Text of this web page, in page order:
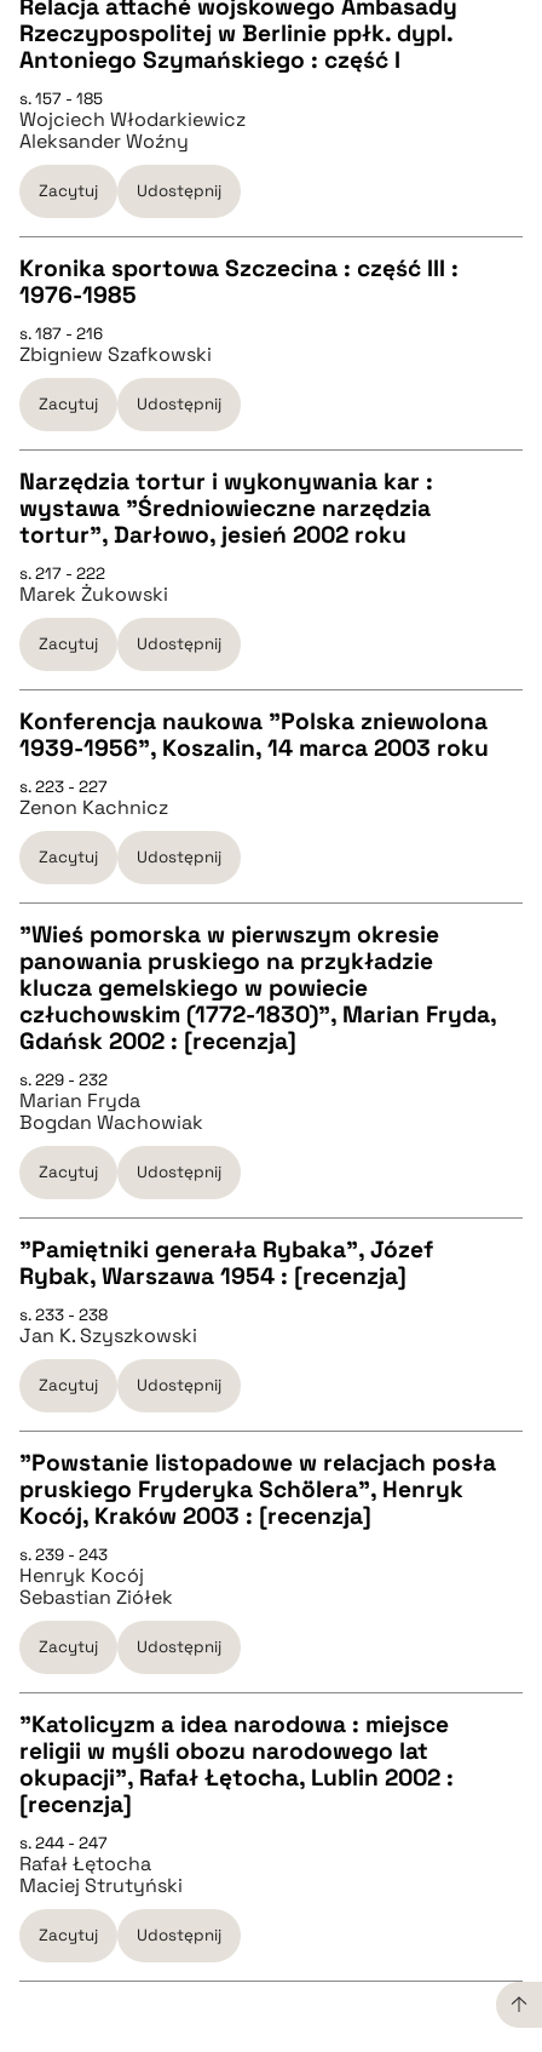
pobierz cytat
CZYSTY TEKST
pobierz cytat
BIBTEX
pobierz cytat
Relacja attaché wojskowego Ambasady
Rzeczypospolitej w Berlinie ppłk. dypl.
Antoniego Szymańskiego : część I
s. 157 - 185
Wojciech Włodarkiewicz
Aleksander Woźny
Zacytuj Udostępnij
pobierz cytat
BIBTEX
pobierz cytat
Kronika sportowa Szczecina : część III :
1976-1985
s. 187 - 216
Zbigniew Szafkowski
Zacytuj Udostępnij
CZYSTY TEKST
pobierz cytat
BIBTEX
pobierz cytat
Narzędzia tortur i wykonywania kar :
wystawa "Średniowieczne narzędzia
tortur", Darłowo, jesień 2002 roku
s. 217 - 222
Marek Żukowski
Zacytuj Udostępnij
pobierz cytat
BIBTEX
pobierz cytat
Konferencja naukowa "Polska zniewolona
1939-1956", Koszalin, 14 marca 2003 roku
s. 223 - 227
Zenon Kachnicz
Zacytuj Udostępnij
CZYSTY TEKST
pobierz cytat
BIBTEX
pobierz cytat
"Wieś pomorska w pierwszym okresie
panowania pruskiego na przykładzie
klucza gemelskiego w powiecie
człuchowskim (1772-1830)", Marian Fryda,
Gdańsk 2002 : [recenzja]
s. 229 - 232
Marian Fryda
Bogdan Wachowiak
Zacytuj Udostępnij
CZYSTY TEKST
pobierz cytat
BIBTEX
pobierz cytat
"Pamiętniki generała Rybaka", Józef
Rybak, Warszawa 1954 : [recenzja]
s. 233 - 238
Jan K. Szyszkowski
Zacytuj Udostępnij
CZYSTY TEKST
pobierz cytat
BIBTEX
pobierz cytat
"Powstanie listopadowe w relacjach posła
pruskiego Fryderyka Schölera", Henryk
Kocój, Kraków 2003 : [recenzja]
s. 239 - 243
Henryk Kocój
Sebastian Ziółek
Zacytuj Udostępnij
CZYSTY TEKST
pobierz cytat
BIBTEX
pobierz cytat
"Katolicyzm a idea narodowa : miejsce
religii w myśli obozu narodowego lat
okupacji", Rafał Łętocha, Lublin 2002 :
[recenzja]
s. 244 - 247
Rafał Łętocha
Maciej Strutyński
Zacytuj Udostępnij